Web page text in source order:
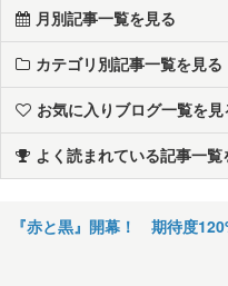
月別記事一覧を見る
カテゴリ別記事一覧を見る
お気に入りブログ一覧を見
よく読まれている記事一覧
『赤と黒』開幕！ 期待度